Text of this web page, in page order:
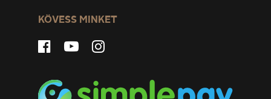
KÖVESS MINKET